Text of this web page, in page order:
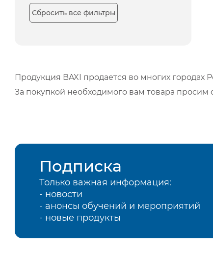
Сбросить все фильтры
Продукция BAXI продается во многих городах
За покупкой необходимого вам товара
Подписка
Только важная информация:
- новости
- анонсы обучений и мероприятий
- новые продукты